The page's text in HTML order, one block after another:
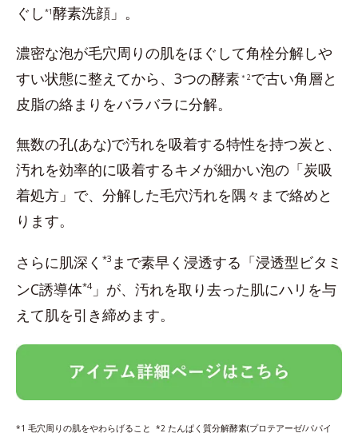
ぐし *1酵素洗顔」。
濃密な泡が毛穴周りの肌をほぐして角栓分解しや
すい状態に整えてから、3つの酵素＊2で古い角層と
皮脂の絡まりをバラバラに分解。
無数の孔(あな)で汚れを吸着する特性を持つ炭と、
汚れを効率的に吸着するキメが細かい泡の「炭吸
着処方」で、分解した毛穴汚れを隅々まで絡めと
ります。
さらに肌深く *3 まで素早く浸透する「浸透型ビタミ
ンC誘導体*4」が、汚れを取り去った肌にハリを与
えて肌を引き締めます。
*1 毛穴周りの肌をやわらげること *2 たんぱく質分解酵素(プロテアーゼ/パパイ